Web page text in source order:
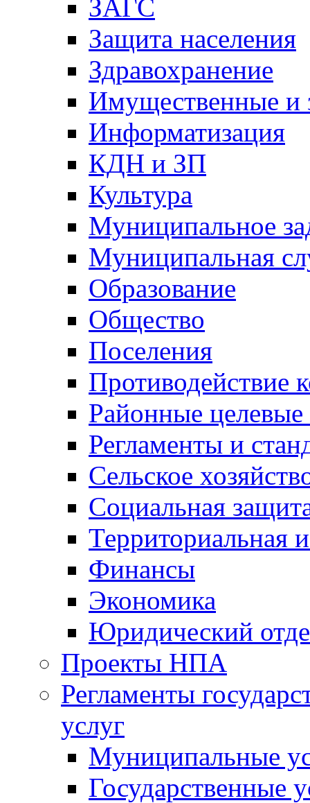
ЗАГС
Защита населения
Здравохранение
Имущественные и
Информатизация
КДН и ЗП
Культура
Муниципальное
Муниципальная
Образование
Общество
Поселения
Противодействие
Районные
Регламенты и
Сельское
Социальная
Территориальная
Финансы
Экономика
Юридический
Проекты НПА
Регламенты
услуг
Муниципальные
Государственные